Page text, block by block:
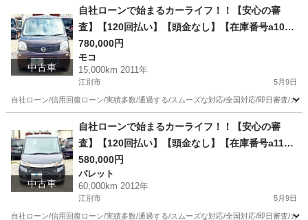
その他 ローン
中古車
自社ローンで始まるカーライフ！！【安心の審
査】【120回払い】【頭金なし】【在庫番号a10
5】日産 モコ660 X FOUR 4WD /リース/ス自社
分割 /信用回復ローン/自己破産/債務整理/他社お断
りされた方/お電話での仮審査/
780,000円
モコ
15,000km 2011年
江別市 5月9日
自社ローン/信用回復ローン/実績多数/通過する/スムーズな対応/全国対応/即日審査/カ
モコ ローン
中古車
自社ローンで始まるカーライフ！！【安心の審
査】【120回払い】【頭金なし】【在庫番号a11
2】スズキ パレット660 SW XS 4WD/リース/ス自
社分割 /信用回復ローン/自己破産/債務整理/他社お
断りされた方/お電話での仮審査/ /リース/ス自社
580,000円
パレット
60,000km 2012年
江別市 5月9日
自社ローン/信用回復ローン/実績多数/通過する/スムーズな対応/全国対応/即日審査/カ